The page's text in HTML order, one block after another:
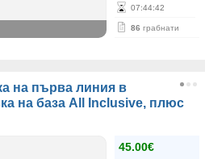
07:44:42
86 грабнати
на първа линия в
на база All Inclusive, плюс
45.00€